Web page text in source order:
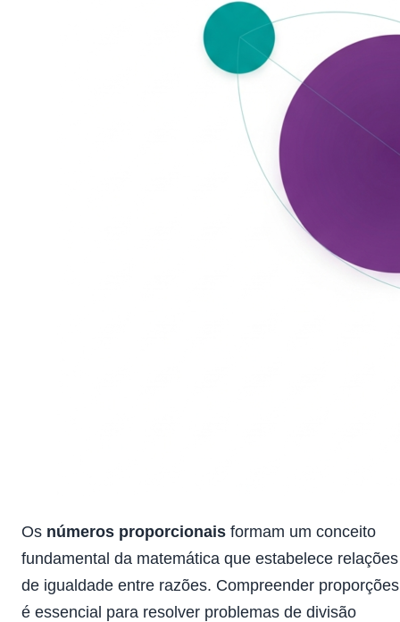
Os números proporcionais formam um conceito
fundamental da matemática que estabelece relações
de igualdade entre razões. Compreender proporções
é essencial para resolver problemas de divisão